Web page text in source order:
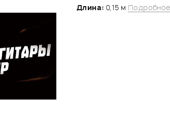
Длина: 0,15 м